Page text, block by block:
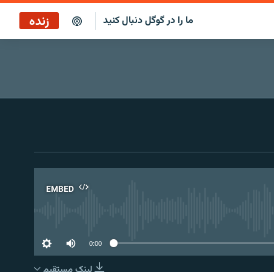
ما را در گوگل دنبال کنید زنده
EMBED
0:00